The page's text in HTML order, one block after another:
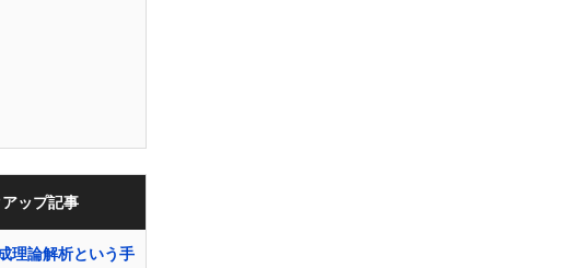
アップ記事
理論解析という手